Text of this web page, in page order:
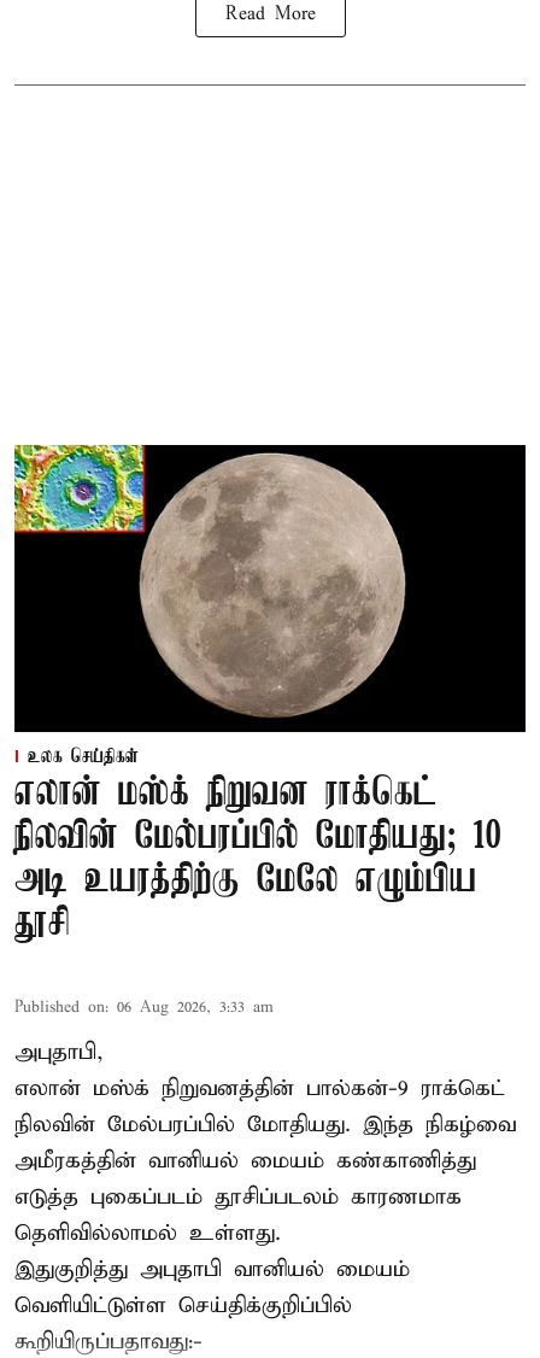
Read More
உலக செய்திகள்
எலான் மஸ்க் நிறுவன ராக்கெட்
நிலவின் மேல்பரப்பில் மோதியது; 10
அடி உயரத்திற்கு மேலே எழும்பிய
தூசி
Published on: 06 Aug 2026, 3:33 am
அபுதாபி,
எலான் மஸ்க் நிறுவனத்தின் பால்கன்-9 ராக்கெட்
நிலவின் மேல்பரப்பில் மோதியது. இந்த நிகழ்வை
அமீரகத்தின் வானியல் மையம் கண்காணித்து
எடுத்த புகைப்படம் தூசிப்படலம் காரணமாக
தெளிவில்லாமல் உள்ளது.
இதுகுறித்து அபுதாபி வானியல் மையம்
வெளியிட்டுள்ள செய்திக்குறிப்பில்
கூறியிருப்பதாவது:-